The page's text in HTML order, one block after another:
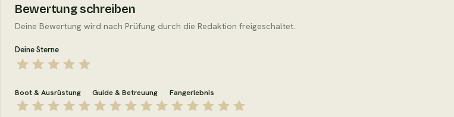
Bewertung schreiben
Deine Bewertung wird nach Prüfung durch die Redaktion freigeschaltet.
Deine Sterne
Boot & Ausrüstung Guide & Betreuung Fangerlebnis